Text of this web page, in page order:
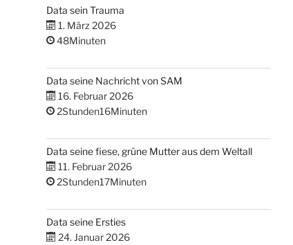
Data sein Trauma
1. März 2026
48Minuten
Data seine Nachricht von SAM
16. Februar 2026
2Stunden16Minuten
Data seine fiese, grüne Mutter aus dem Weltall
11. Februar 2026
2Stunden17Minuten
Data seine Ersties
24. Januar 2026